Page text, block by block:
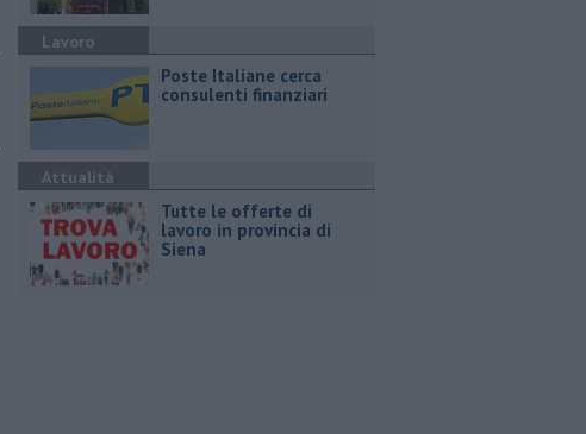
Lavoro
Poste Italiane cerca
consulenti finanziari
Attualità
​Tutte le offerte di
lavoro in provincia di
Siena